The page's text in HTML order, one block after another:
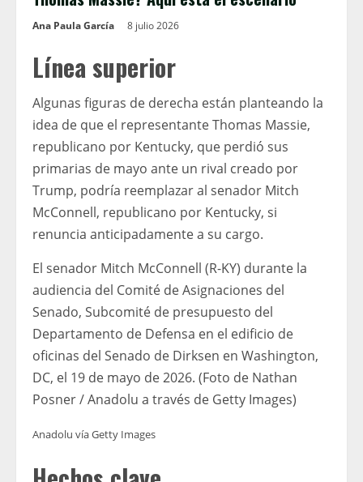
Ana Paula García 8 julio 2026
Línea superior
Algunas figuras de derecha están planteando la
idea de que el representante Thomas Massie,
republicano por Kentucky, que perdió sus
primarias de mayo ante un rival creado por
Trump, podría reemplazar al senador Mitch
McConnell, republicano por Kentucky, si
renuncia anticipadamente a su cargo.
El senador Mitch McConnell (R-KY) durante la
audiencia del Comité de Asignaciones del
Senado, Subcomité de presupuesto del
Departamento de Defensa en el edificio de
oficinas del Senado de Dirksen en Washington,
DC, el 19 de mayo de 2026. (Foto de Nathan
Posner / Anadolu a través de Getty Images)
Anadolu vía Getty Images